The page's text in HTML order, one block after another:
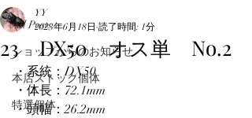
All Posts
ショップからのお知らせ
本店ストック個体
特選個体
23 DX50 オス単 No.2
YY
2023年6月18日 読了時間: 1分
・系統：DX50
・体長：72.1mm
・頭幅：26.2mm